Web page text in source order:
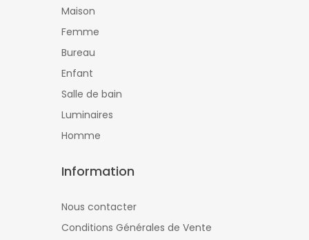
Maison
Femme
Bureau
Enfant
Salle de bain
Luminaires
Homme
Information
Nous contacter
Conditions Générales de Vente